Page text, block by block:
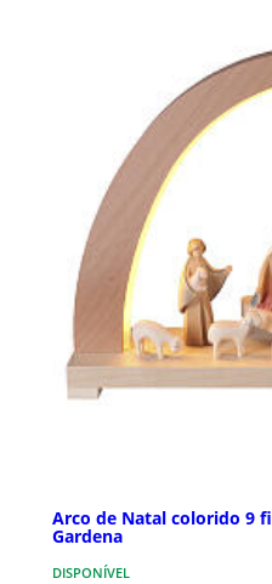
Arco de Natal colorido 9
Gardena
DISPONÍVEL